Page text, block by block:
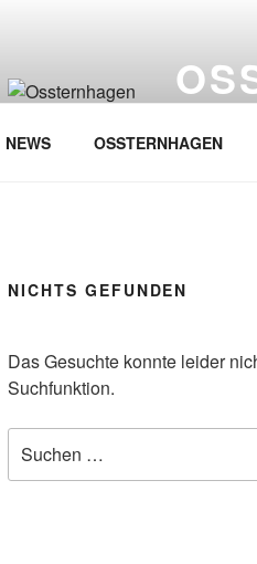
NEWS OSSTERNHAGEN
NICHTS GEFUNDEN
Das Gesuchte konnte leider
Suchfunktion.
Suchen
nach: